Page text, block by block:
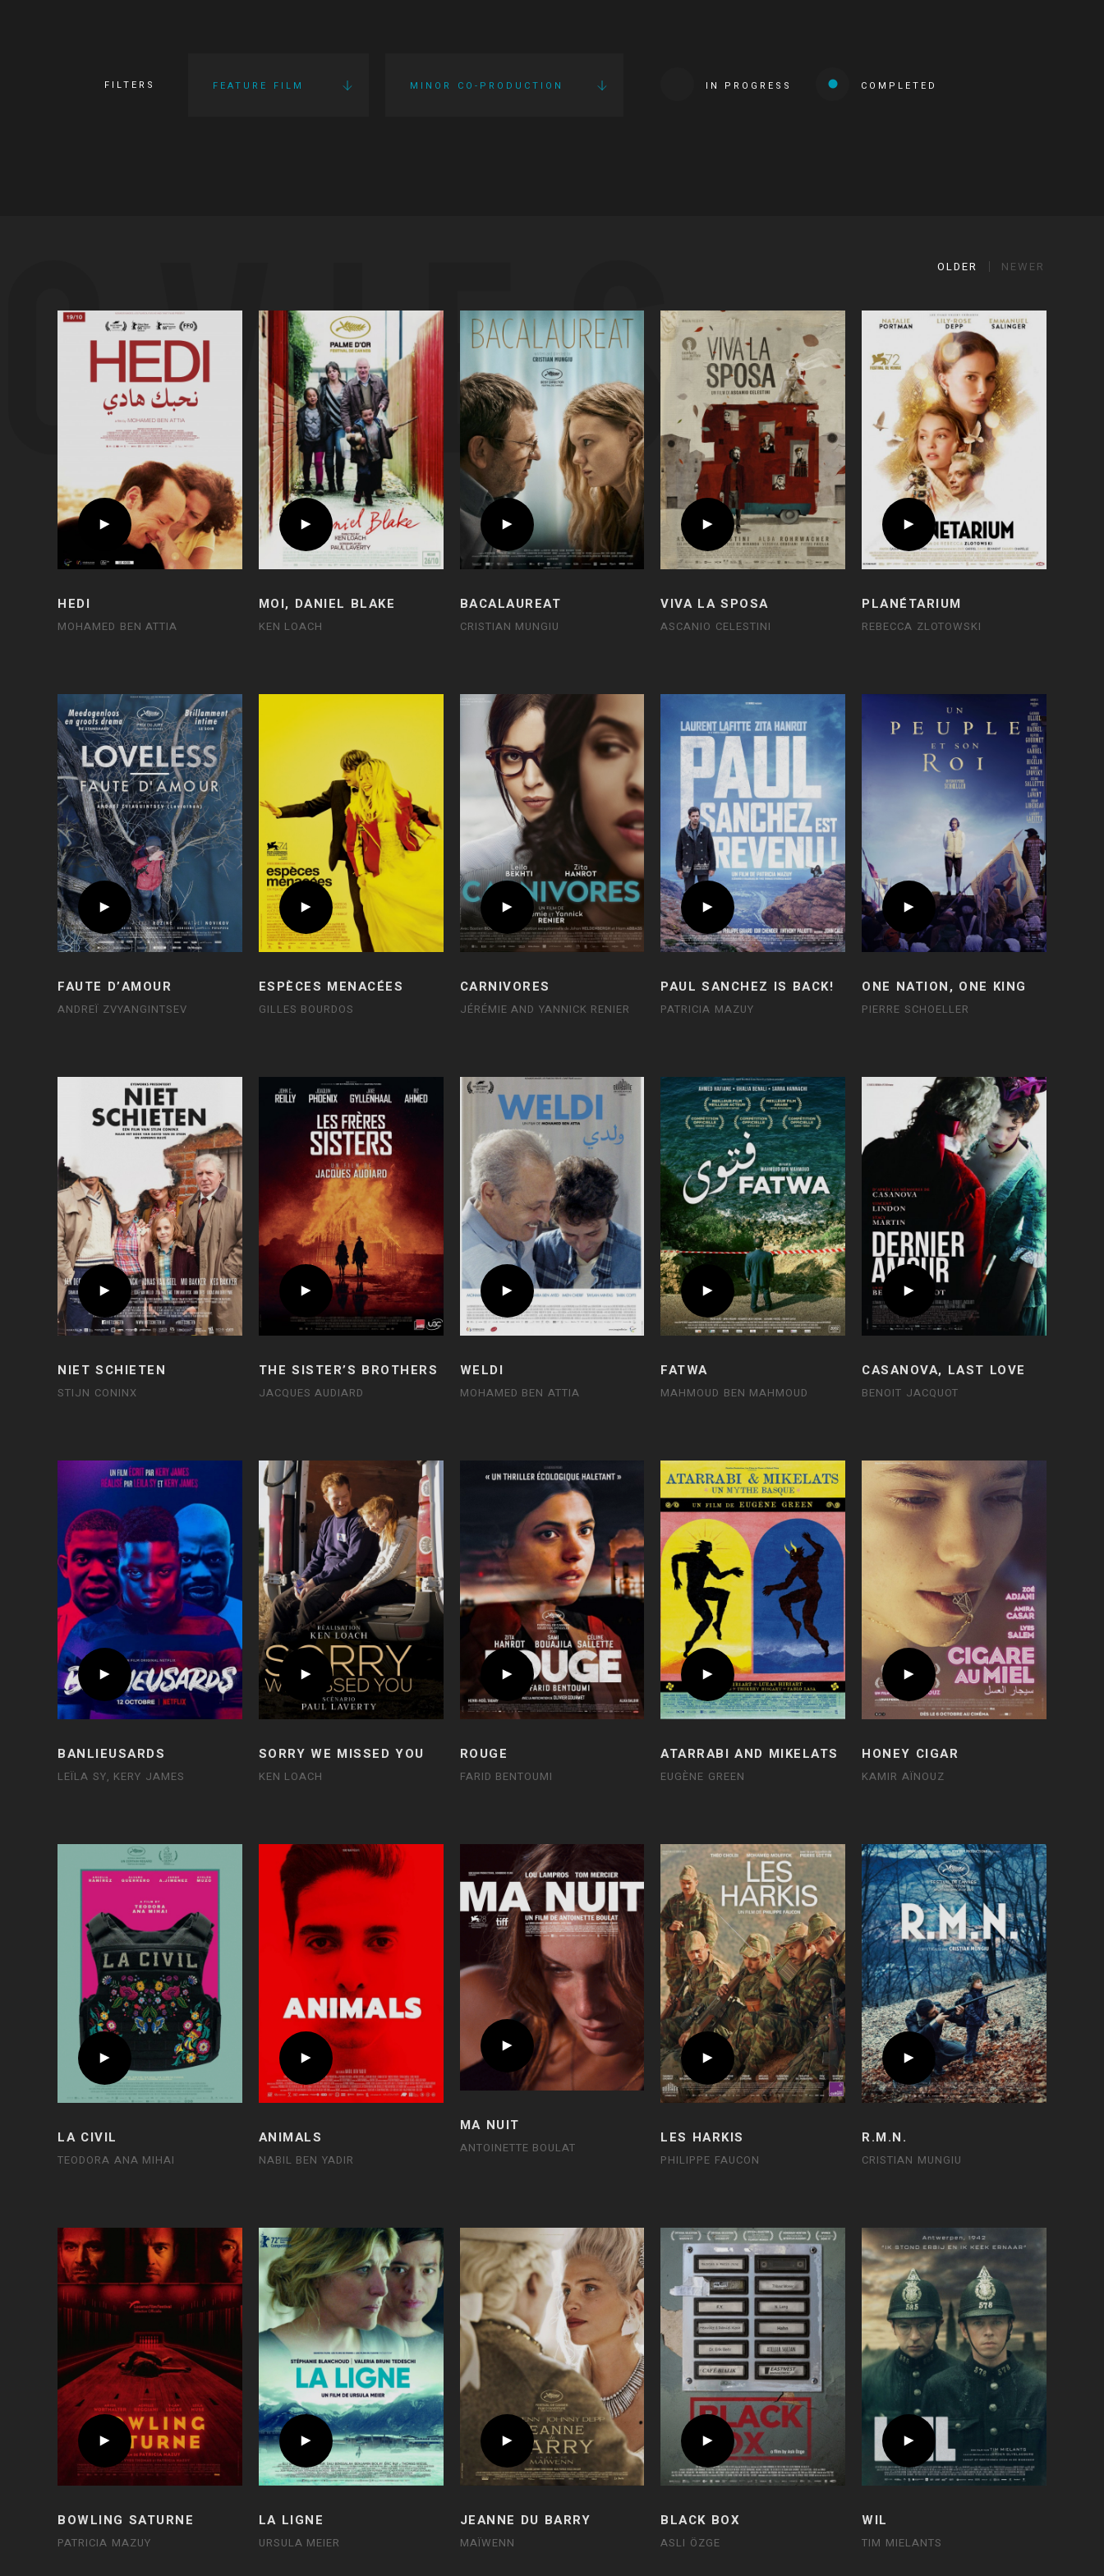
FILTERS FEATURE FILM MINOR CO-PRODUCTION IN PROGRESS COMPLETED
OLDER NEWER
HEDI
MOHAMED BEN ATTIA
MOI, DANIEL BLAKE
KEN LOACH
BACALAUREAT
CRISTIAN MUNGIU
VIVA LA SPOSA
ASCANIO CELESTINI
PLANÉTARIUM
REBECCA ZLOTOWSKI
FAUTE D’AMOUR
ANDREÏ ZVYANGINTSEV
ESPÈCES MENACÉES
GILLES BOURDOS
CARNIVORES
JÉRÉMIE AND YANNICK RENIER
PAUL SANCHEZ IS BACK!
PATRICIA MAZUY
ONE NATION, ONE KING
PIERRE SCHOELLER
NIET SCHIETEN
STIJN CONINX
THE SISTER’S BROTHERS
JACQUES AUDIARD
WELDI
MOHAMED BEN ATTIA
FATWA
MAHMOUD BEN MAHMOUD
CASANOVA, LAST LOVE
BENOIT JACQUOT
BANLIEUSARDS
LEÏLA SY, KERY JAMES
SORRY WE MISSED YOU
KEN LOACH
ROUGE
FARID BENTOUMI
ATARRABI AND MIKELATS
EUGÈNE GREEN
HONEY CIGAR
KAMIR AÏNOUZ
LA CIVIL
TEODORA ANA MIHAI
ANIMALS
NABIL BEN YADIR
MA NUIT
ANTOINETTE BOULAT
LES HARKIS
PHILIPPE FAUCON
R.M.N.
CRISTIAN MUNGIU
BOWLING SATURNE
PATRICIA MAZUY
LA LIGNE
URSULA MEIER
JEANNE DU BARRY
MAÏWENN
BLACK BOX
ASLI ÖZGE
WIL
TIM MIELANTS